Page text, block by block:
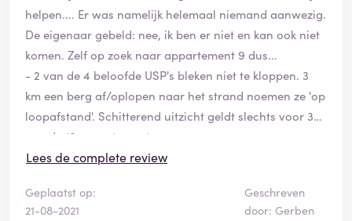
helpen.... Er was namelijk helemaal niemand aanwezig.
De eigenaar gebeld: nee, ik ben er niet en kan ook niet
komen. Zelf op zoek naar appartement 9 dus...
- 2 van de 4 beloofde USP's bleken niet te kloppen. 3
km een berg af/oplopen naar het strand noemen ze 'op
loopafstand'. Schitterend uitzicht geldt slechts voor 3
van de 10 appartementen.
- verschillende keren contact gehad, er wordt heel
kregen we op dinsdag een noodnummer dat we op
Lees de complete review
Geplaatst op:
21-08-2021
Geschreven
door: Gerben